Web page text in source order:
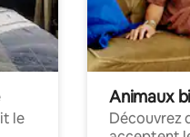
le
Animaux
Découvrez